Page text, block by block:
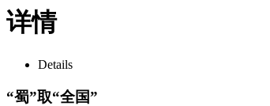
详情
Details
“蜀”取“全国”